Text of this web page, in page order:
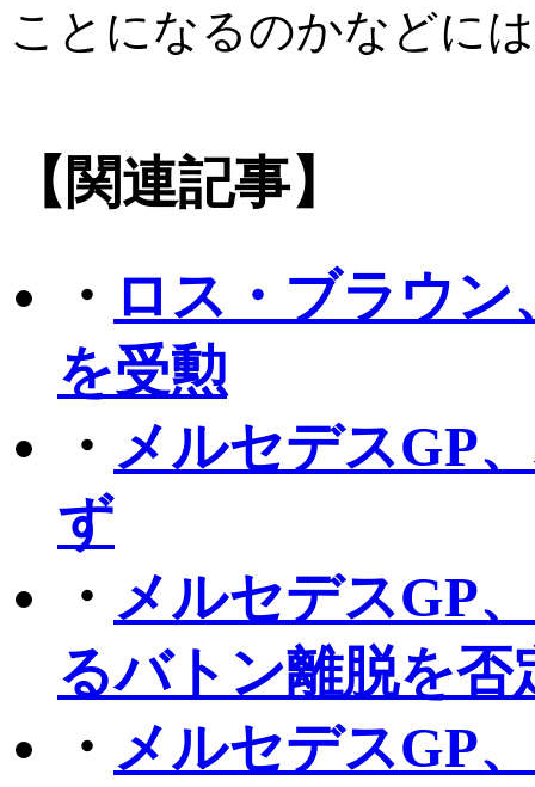
ことになるのかなどに
【関連記事】
・ ロス・ブラウ
を受勲
・ メルセデスGP
ず
・ メルセデスGP
るバトン離脱を否
・ メルセデスGP